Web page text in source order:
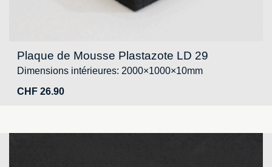
Plaque de Mousse Plastazote LD 29
Dimensions intérieures: 2000×1000×10mm
CHF 26.90